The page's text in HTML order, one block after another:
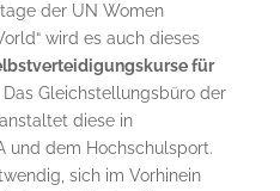
der UN Women
wird es auch dieses
für
Gleichstellungsbüro der
diese in
und dem Hochschulsport.
sich im Vorhinein